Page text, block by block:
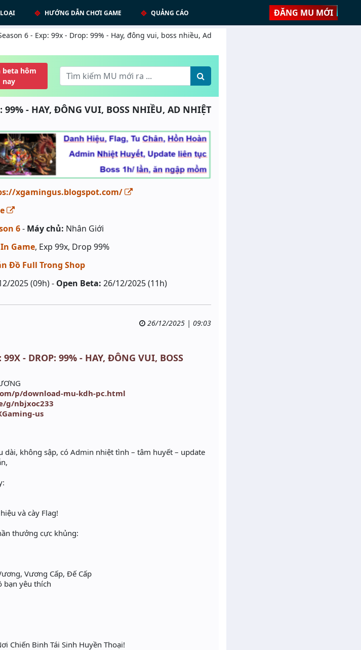
HƯỚNG DẪN CHƠI GAME QUẢNG CÁO ĐĂNG MU MỚI
6 - Exp: 99x - Drop: 99% - Hay, đông vui, boss nhiều, Ad
beta hôm
nay
99% - HAY, ĐÔNG VUI, BOSS NHIỀU, AD NHIỆT
xgamingus.blogspot.com/
6- Máy chủ: Nhân Giới
Game, Exp 99x, Drop 99%
Đồ Full Trong Shop
2025 (09h) - Open Beta: 26/12/2025 (11h)
26/12/2025 | 09:03
- DROP: 99% - HAY, ĐÔNG VUI, BOSS
p/download-mu-kdh-pc.html
g/nbjxoc233
us
không sập, có Admin nhiệt tình – tâm huyết – update
và cày Flag!
thưởng cực khủng:
Vương Cấp, Đế Cấp
bạn yêu thích
Chiến Binh Tái Sinh Huyền Thoại!